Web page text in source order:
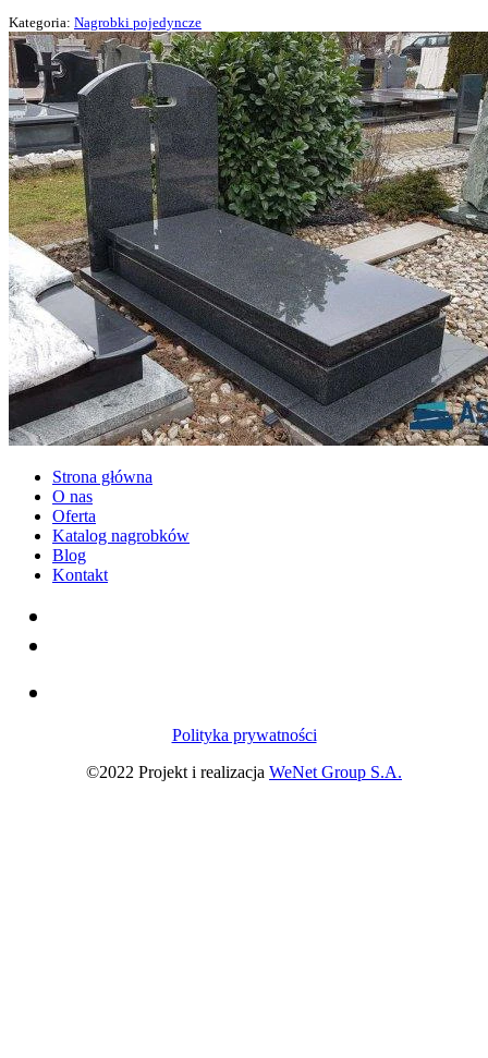
Kategoria: Nagrobki pojedyncze
Strona główna
O nas
Oferta
Katalog nagrobków
Blog
Kontakt
Polityka prywatności
©2022 Projekt i realizacja WeNet Group S.A.